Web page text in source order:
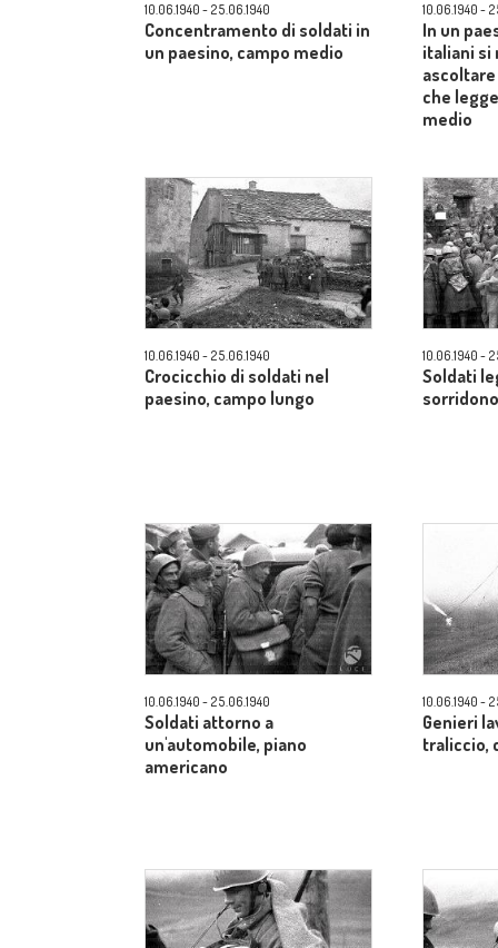
10.06.1940 - 25.06.1940
Concentramento di soldati in
un paesino, campo medio
10.06.1940 -
In un
italiani si
che
medio
10.06.1940 - 25.06.1940
Crocicchio di soldati nel
paesino, campo lungo
10.06.1940 -
Soldati
10.06.1940 - 25.06.1940
Soldati attorno a
un'automobile, piano
americano
10.06.1940 -
Genieri
traliccio,